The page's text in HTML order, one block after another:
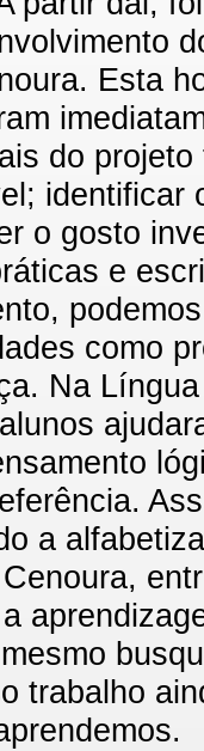
Esta
do
o gosto
e
como
Na
a
trabalho